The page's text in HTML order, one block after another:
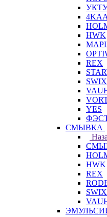
HWK
REX
SWIX
YES
СМЫВКА
HWK
REX
SWIX